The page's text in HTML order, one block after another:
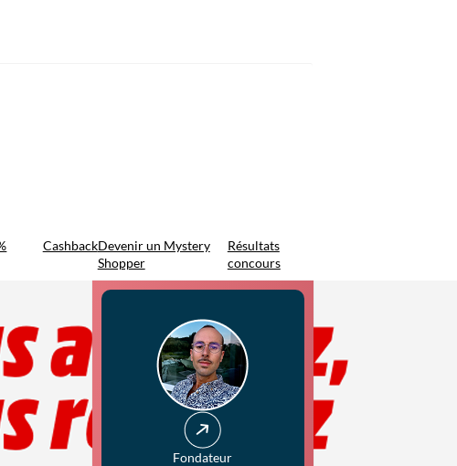
CashbackDevenir un Mystery
Shopper
Résultats
concours
Fondateur